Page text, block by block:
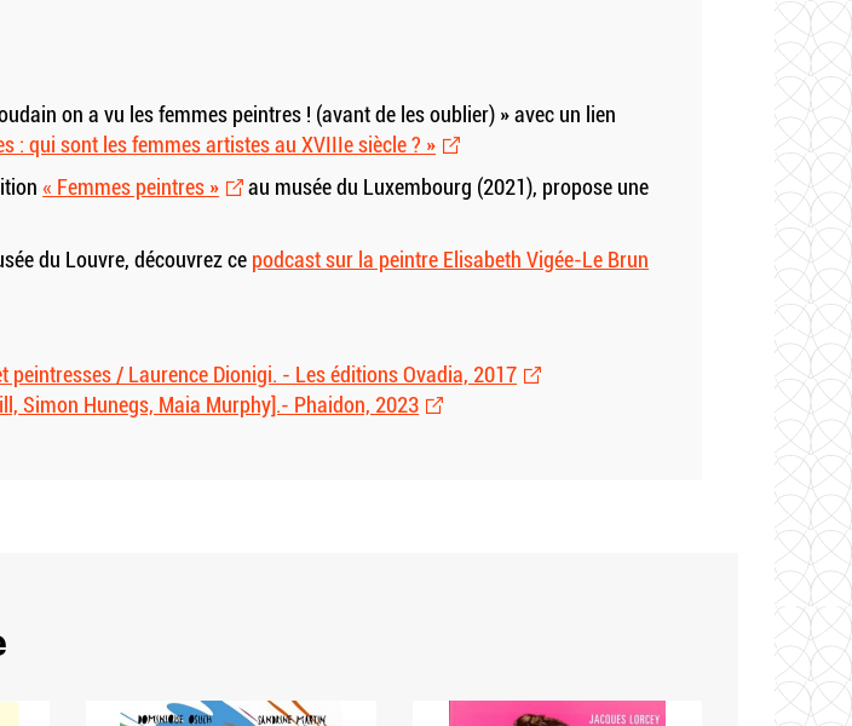
on a vu les femmes peintres ! (avant de les oublier) » avec un lien
: qui sont les femmes artistes au XVIIIe siècle ? »
« Femmes peintres »
au musée du Luxembourg (2021), propose une
du Louvre, découvrez ce podcast sur la peintre Elisabeth Vigée-Le Brun
peintresses / Laurence Dionigi. - Les éditions Ovadia, 2017
Simon Hunegs, Maia Murphy].- Phaidon, 2023